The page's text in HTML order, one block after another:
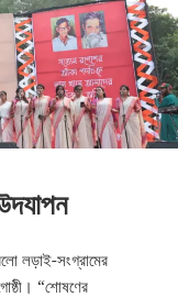
লড়াই-সংগ্রামের
“শোষণের